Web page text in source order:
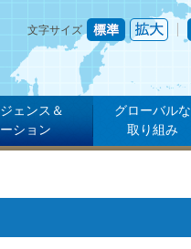
文字サイズ
ェンス＆
ション
グローバルな
取り組み